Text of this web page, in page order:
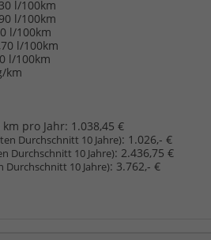
l/100km
l/100km
l/100km
l/100km
l/100km
km
pro Jahr: 1.038,45 €
Durchschnitt 10 Jahre): 1.026,- €
Durchschnitt 10 Jahre): 2.436,75 €
Durchschnitt 10 Jahre): 3.762,- €